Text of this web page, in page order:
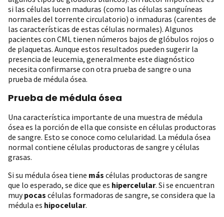
si las células lucen maduras (como las células sanguíneas
normales del torrente circulatorio) o inmaduras (carentes de
las características de estas células normales). Algunos
pacientes con CML tienen números bajos de glóbulos rojos o
de plaquetas. Aunque estos resultados pueden sugerir la
presencia de leucemia, generalmente este diagnóstico
necesita confirmarse con otra prueba de sangre o una
prueba de médula ósea.
Prueba de médula ósea
Una característica importante de una muestra de médula
ósea es la porción de ella que consiste en células productoras
de sangre. Esto se conoce como celularidad. La médula ósea
normal contiene células productoras de sangre y células
grasas.
Si su médula ósea tiene más células productoras de sangre
que lo esperado, se dice que es hipercelular. Si se encuentran
muypocas células formadoras de sangre, se considera que la
médula es hipocelular.